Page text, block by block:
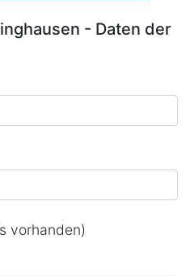
- Daten der
vorhanden)